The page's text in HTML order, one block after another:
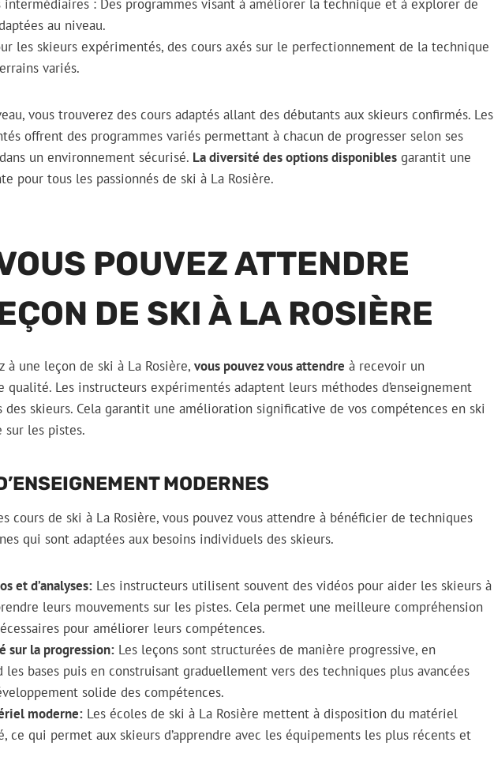
intermédiaires : Des programmes visant à améliorer la technique et à explorer de
au niveau.
les skieurs expérimentés, des cours axés sur le perfectionnement de la technique
variés.
vous trouverez des cours adaptés allant des débutants aux skieurs confirmés. Les
offrent des programmes variés permettant à chacun de progresser selon ses
un environnement sécurisé. La diversité des options disponibles garantit une
pour tous les passionnés de ski à La Rosière.
POUVEZ ATTENDRE
DE SKI À LA ROSIÈRE
à une leçon de ski à La Rosière, vous pouvez vous attendre à recevoir un
qualité. Les instructeurs expérimentés adaptent leurs méthodes d’enseignement
skieurs. Cela garantit une amélioration significative de vos compétences en ski
les pistes.
MODERNES
cours de ski à La Rosière, vous pouvez vous attendre à bénéficier de techniques
qui sont adaptées aux besoins individuels des skieurs.
et d’analyses: Les instructeurs utilisent souvent des vidéos pour aider les skieurs à
leurs mouvements sur les pistes. Cela permet une meilleure compréhension
pour améliorer leurs compétences.
sur la progression: Les leçons sont structurées de manière progressive, en
les bases puis en construisant graduellement vers des techniques plus avancées
solide des compétences.
moderne: Les écoles de ski à La Rosière mettent à disposition du matériel
ce qui permet aux skieurs d’apprendre avec les équipements les plus récents et